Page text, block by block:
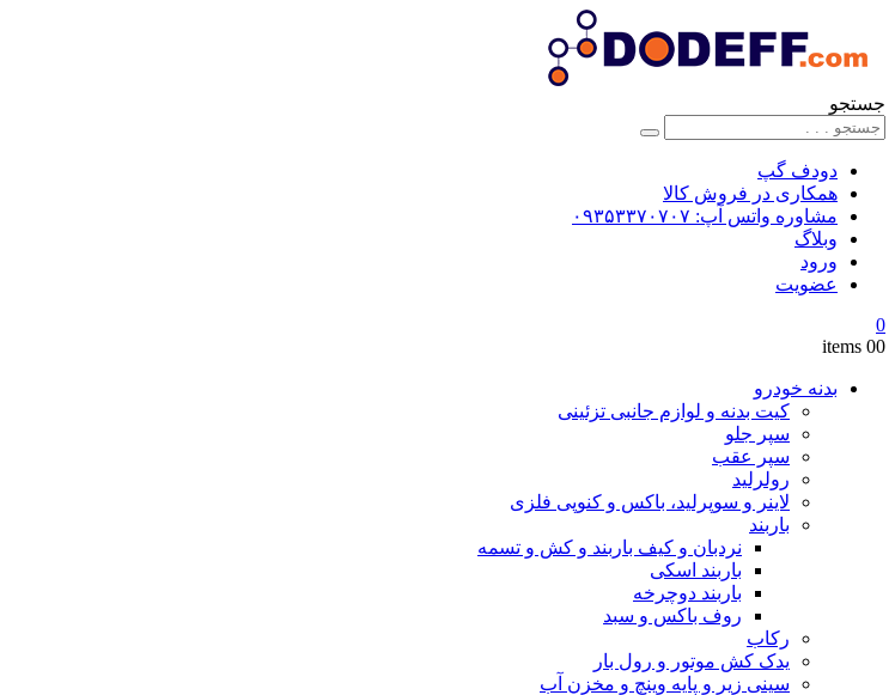
جستجو
دودف گپ
همکاری در فروش کالا
مشاوره واتس آپ: ۰۹۳۵۳۳۷۰۷۰۷
وبلاگ
ورود
عضویت
0
00 items
بدنه خودرو
کیت بدنه و لوازم جانبی تزئینی
سپر جلو
سپر عقب
رولرلید
لاینر و سوپرلید، باکس و کنوپی فلزی
باربند
نردبان و کیف باربند و کش و تسمه
باربند اسکی
باربند دوچرخه
روف باکس و سبد
رکاب
یدک کش موتور و رول بار
سینی زیر و پایه وینچ و مخزن آب